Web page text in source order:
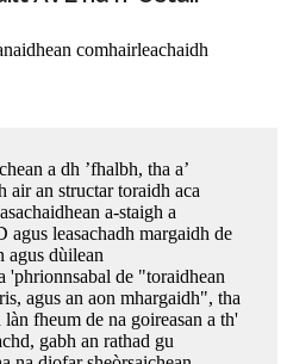
comhairleachaidh
a dh ’fhalbh, tha a’
air an structar toraidh aca
a-staigh a
leasachadh margaidh de
agus dùilean
'phrionnsabal de "toraidhean
agus an aon mhargaidh", tha
fheum de na goireasan a th'
gabh an rathad gu